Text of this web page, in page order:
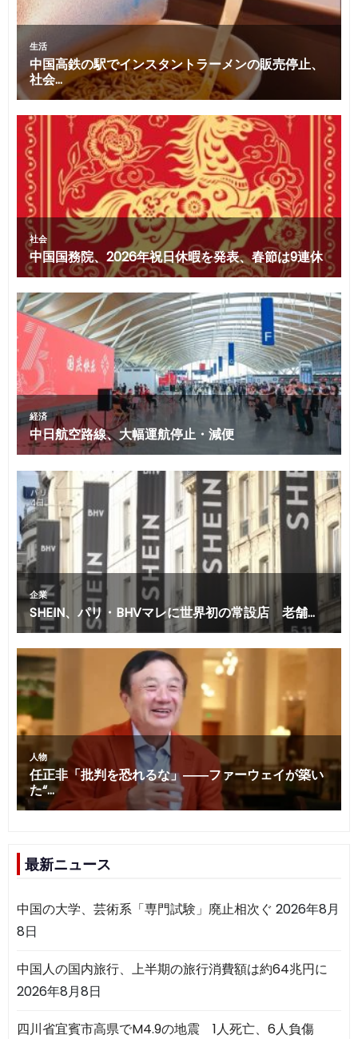
最新ニュース
中国の大学、芸術系「専門試験」廃止相次ぐ 2026年8月
8日
中国人の国内旅行、上半期の旅行消費額は約64兆円に
2026年8月8日
四川省宜賓市高県でM4.9の地震 1人死亡、6人負傷